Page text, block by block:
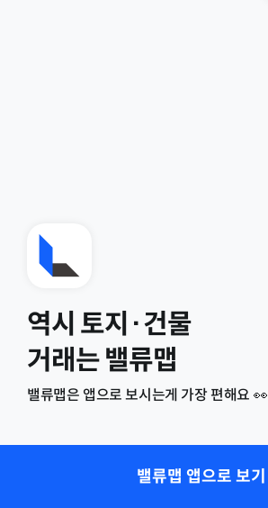
역시 토지·건물
거래는 밸류맵
밸류맵은 앱으로 보시는게 가장 편해요 👀
밸류맵 앱으로 보기